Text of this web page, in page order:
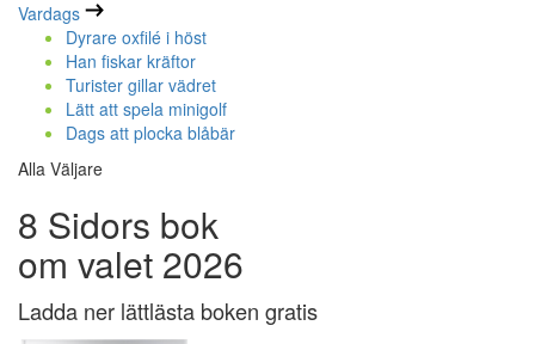
Vardags
Dyrare oxfilé i höst
Han fiskar kräftor
Turister gillar vädret
Lätt att spela minigolf
Dags att plocka blåbär
Alla Väljare
8 Sidors bok
om valet 2026
Ladda ner lättlästa boken gratis